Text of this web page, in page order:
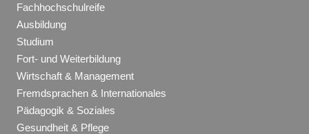
Fachhochschulreife
Ausbildung
Studium
Fort- und Weiterbildung
Wirtschaft & Management
Fremdsprachen & Internationales
Pädagogik & Soziales
Gesundheit & Pflege